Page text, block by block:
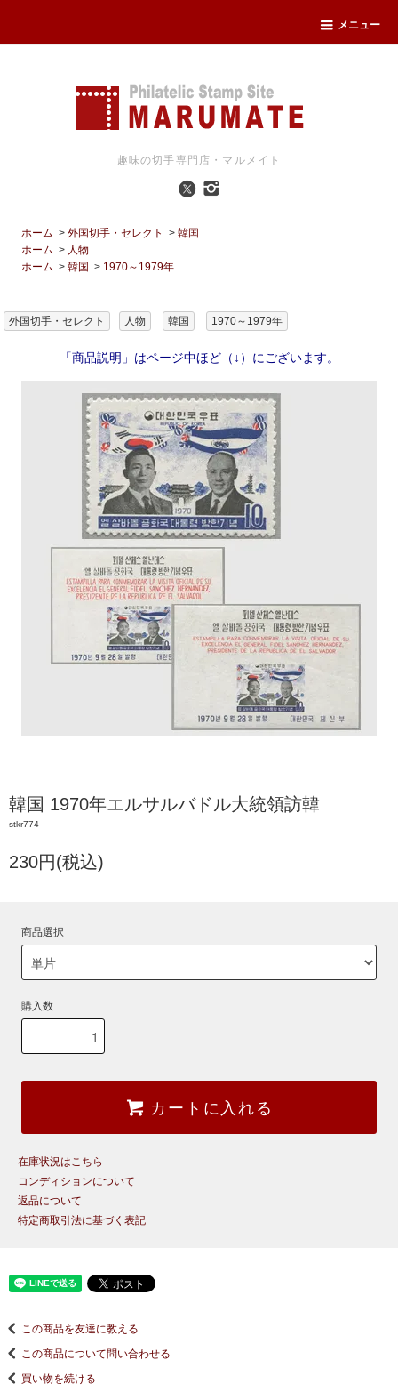
メニュー
趣味の切手専門店・マルメイト
ホーム >外国切手・セレクト >韓国
ホーム > 人物
ホーム >韓国 > 1970～1979年
外国切手・セレクト 人物 韓国 1970～1979年
「商品説明」はページ中ほど（↓）にございます。
韓国 1970年エルサルバドル大統領訪韓
stkr774
230円(税込)
商品選択
購入数
カートに入れる
在庫状況はこちら
コンディションについて
返品について
特定商取引法に基づく表記
この商品を友達に教える
この商品について問い合わせる
買い物を続ける